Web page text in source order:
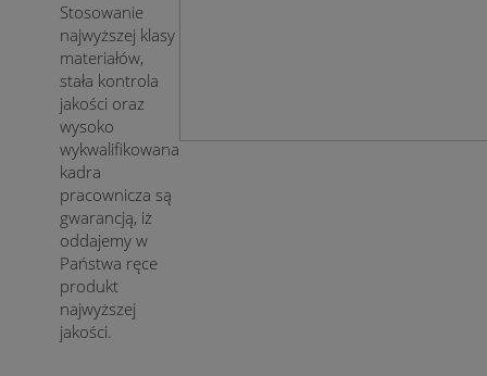
Stosowanie
najwyższej klasy
materiałów,
stała kontrola
jakości oraz
wysoko
wykwalifikowana
kadra
pracownicza są
gwarancją, iż
oddajemy w
Państwa ręce
produkt
najwyższej
jakości.